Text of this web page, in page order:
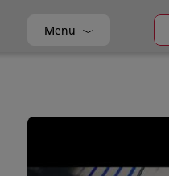
Menu